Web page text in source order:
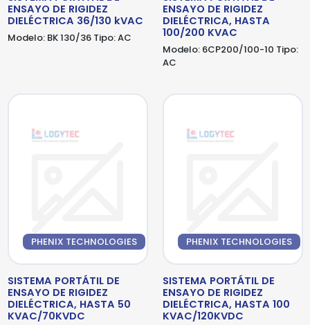
ENSAYO DE RIGIDEZ
DIELÉCTRICA 36/130 kVAC
Modelo: BK 130/36Tipo:AC
ENSAYO DE RIGIDEZ
DIELÉCTRICA, HASTA
100/200 KVAC
Modelo: 6CP200/100-10 Tipo:
AC
PHENIX TECHNOLOGIES
SISTEMA PORTÁTIL DE
ENSAYO DE RIGIDEZ
DIELÉCTRICA, HASTA 50
KVAC/70KVDC
PHENIX TECHNOLOGIES
SISTEMA PORTÁTIL DE
ENSAYO DE RIGIDEZ
DIELÉCTRICA, HASTA 100
KVAC/120KVDC